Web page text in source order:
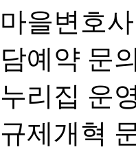
마을변호
담예약 문
누리집 운
규제개혁